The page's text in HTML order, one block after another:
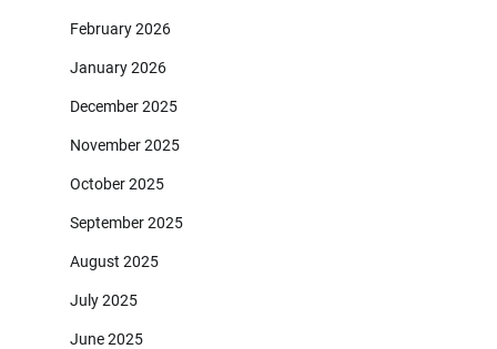
February 2026
January 2026
December 2025
November 2025
October 2025
September 2025
August 2025
July 2025
June 2025